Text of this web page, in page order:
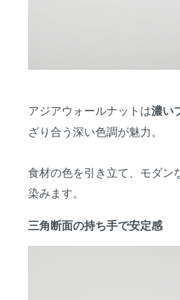
アジアウォールナットは濃い
ざり合う深い色調が魅力。
食材の色を引き立て、モダン
染みます。
三角断面の持ち手で安定感